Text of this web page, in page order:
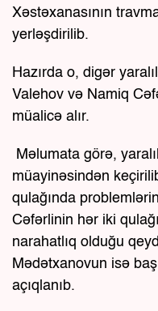
Xəstəxanasının
yerləşdirilib.
Hazırda o, digər
Valehov və Namiq
müalicə alır.
Məlumata görə,
müayinəsindən
qulağında
Cəfərlinin hər iki
narahatlıq olduğu
Mədətxanovun isə
açıqlanıb.